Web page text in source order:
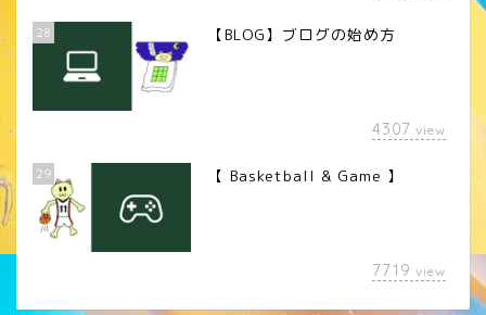
28 【BLOG】ブログの始め方
4307 view
29 【 Basketball & Game 】
7719 view
カメラレンズ